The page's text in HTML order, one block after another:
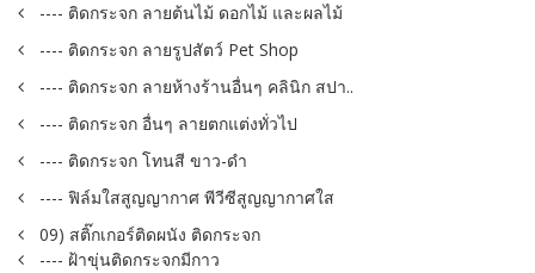
---- ติดกระจก ลายต้นไม้ ดอกไม้ และผลไม้
---- ติดกระจก ลายรูปสัตว์ Pet Shop
---- ติดกระจก ลายห้างร้านอื่นๆ คลินิก สปา..
---- ติดกระจก อื่นๆ ลายตกแต่งทั่วไป
---- ติดกระจก โทนสี ขาว-ดำ
---- ฟิล์มใสสูญญากาศ พีวีซีสูญญากาศใส
09) สติ๊กเกอร์ติดผนัง ติดกระจก
---- ฝ้าขุ่นติดกระจกมีกาว